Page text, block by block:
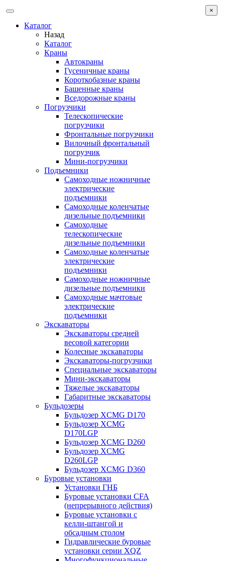
Каталог
Назад
Каталог
Краны
Автокраны
Гусеничные краны
Короткобазные краны
Башенные краны
Вcедорожные краны
Погрузчики
Телескопические
погрузчики
Фронтальные погрузчики
Вилочный фронтальный
погрузчик
Мини-погрузчики
Подъемники
Самоходные ножничные
электрические
подъемники
Самоходные коленчатые
дизельные подъемники
Самоходные
телескопические
дизельные подъемники
Самоходные коленчатые
электрические
подъемники
Самоходные ножничные
дизельные подъемники
Самоходные мачтовые
электрические
подъемники
Экскаваторы
Экскаваторы средней
весовой категории
Колесные экскаваторы
Экскаваторы-погрузчики
Специальные экскаваторы
Мини-экскаваторы
Тяжелые экскаваторы
Габаритные экскаваторы
Бульдозеры
Бульдозер XCMG D170
Бульдозер XCMG
D170LGP
Бульдозер XCMG D260
Бульдозер XCMG
D260LGP
Бульдозер XCMG D360
Буровые установки
Установки ГНБ
Буровые установки CFA
(непрерывного действия)
Буровые установки с
келли-штангой и
обсадным столом
Гидравлические буровые
установки серии XQZ
×